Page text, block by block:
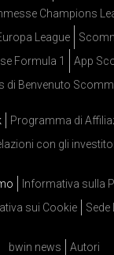
Champions
League
Formula 1
App
di Benvenuto
Programma di
con gli
Informativa sulla
sui Cookie
Sede
bwin news Autori